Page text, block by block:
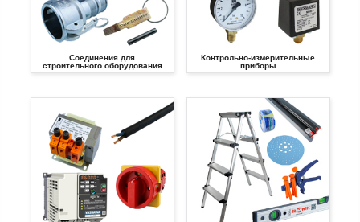
Соединения для
строительного оборудования
Контрольно-измерительные
приборы